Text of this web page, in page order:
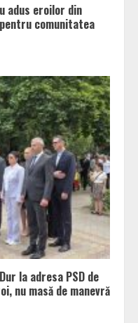
adus eroilor din
comunitatea
la adresa PSD de
nu masă de manevră